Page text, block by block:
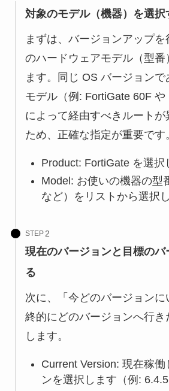
対象のモデル（機器）を選択
まずは、バージョンアップ
のハードウェアモデル（型番
ます。同じ OS バージョン
モデル（例: FortiGate 60F や
によって経由すべきルートが
ため、正確な指定が重要です
Product: FortiGate を選択
Model: お使いの機器の型
など）をリストから選択し
STEP
現在のバージョンと目標の
る
次に、「今どのバージョン
終的にどのバージョンへ行き
します。
Current Version: 現在稼働
ンを選択します（例: 6.4.5